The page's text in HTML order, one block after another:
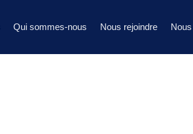
Qui sommes-nous Nous rejoindre